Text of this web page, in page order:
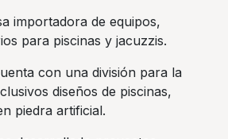
importadora de equipos,
para piscinas y jacuzzis.
con una división para la
diseños de piscinas,
piedra artificial.